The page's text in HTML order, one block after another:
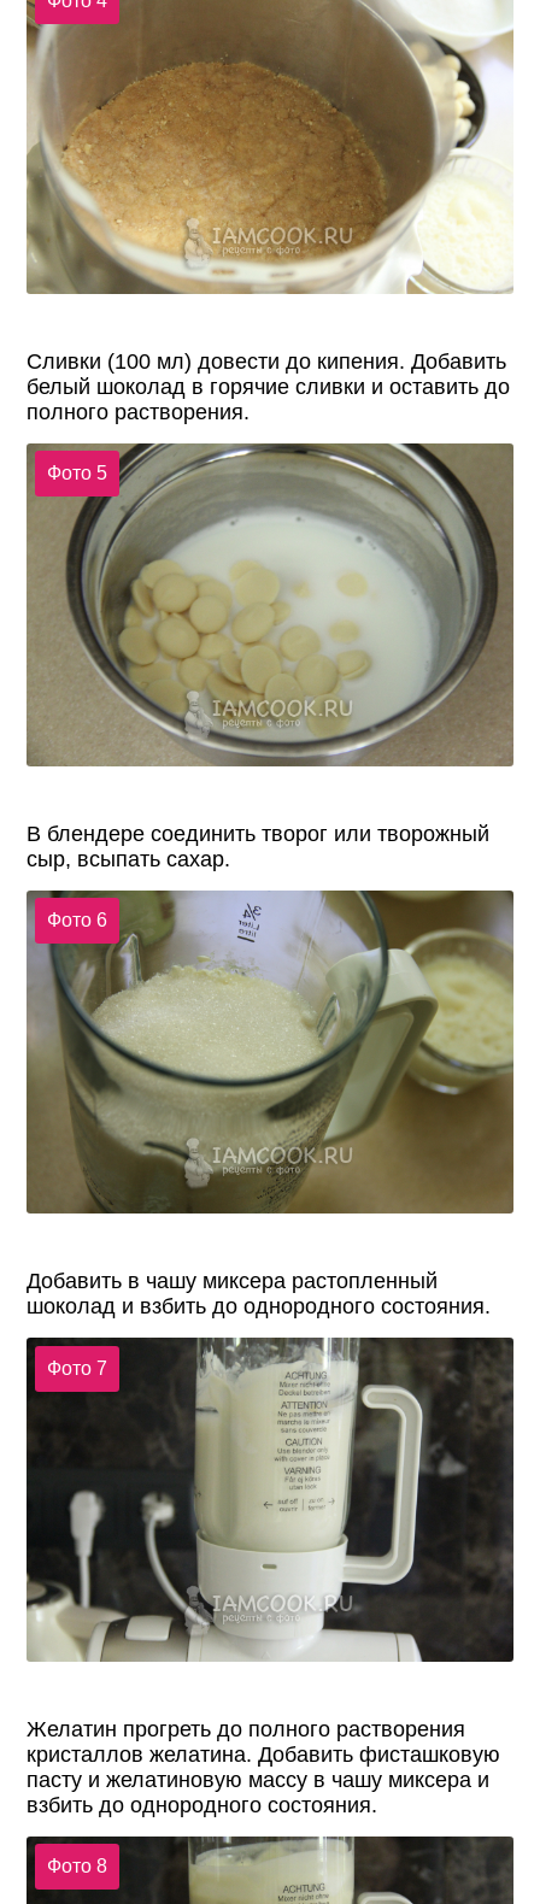
Сливки (100 мл) довести до кипения. Добавить
белый шоколад в горячие сливки и оставить до
полного растворения.
Фото 5
В блендере соединить творог или творожный
сыр, всыпать сахар.
Фото 6
Добавить в чашу миксера растопленный
шоколад и взбить до однородного состояния.
Фото 7
Желатин прогреть до полного растворения
кристаллов желатина. Добавить фисташковую
пасту и желатиновую массу в чашу миксера и
взбить до однородного состояния.
Фото 8